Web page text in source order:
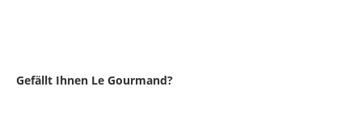
Gefällt Ihnen Le Gourmand?